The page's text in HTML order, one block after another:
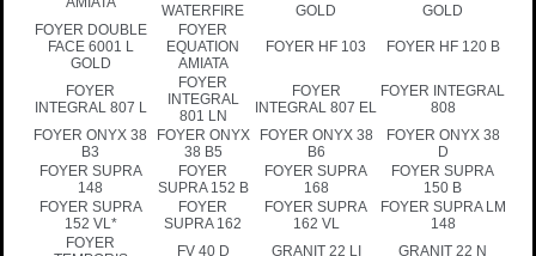
WATERFIRE
GOLD
GOLD
FOYER DOUBLE
FACE 6001 L
GOLD
FOYER
EQUATION
AMIATA
FOYER HF 103 FOYER HF 120 B
FOYER
INTEGRAL 807 L
FOYER
INTEGRAL
801 LN
FOYER
INTEGRAL 807 EL
FOYER INTEGRAL
808
FOYER ONYX 38
B3
FOYER ONYX
38 B5
FOYER ONYX 38
B6
FOYER ONYX 38
D
FOYER SUPRA
148
FOYER
SUPRA 152 B
FOYER SUPRA
168
FOYER SUPRA
150 B
FOYER SUPRA
152 VL*
FOYER
SUPRA 162
FOYER SUPRA
162 VL
FOYER SUPRA LM
148
FOYER
FV 40 D GRANIT 22 LI
GRANIT 22 N